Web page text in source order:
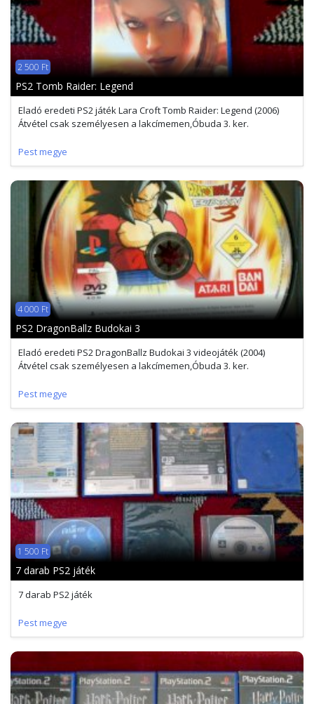
2 500 Ft
PS2 Tomb Raider: Legend
Eladó eredeti PS2 játék Lara Croft Tomb Raider: Legend (2006)
Átvétel csak személyesen a lakcímemen,Óbuda 3. ker.
Pest megye
4 000 Ft
PS2 DragonBallz Budokai 3
Eladó eredeti PS2 DragonBallz Budokai 3 videojáték (2004)
Átvétel csak személyesen a lakcímemen,Óbuda 3. ker.
Pest megye
1 500 Ft
7 darab PS2 játék
7 darab PS2 játék
Pest megye